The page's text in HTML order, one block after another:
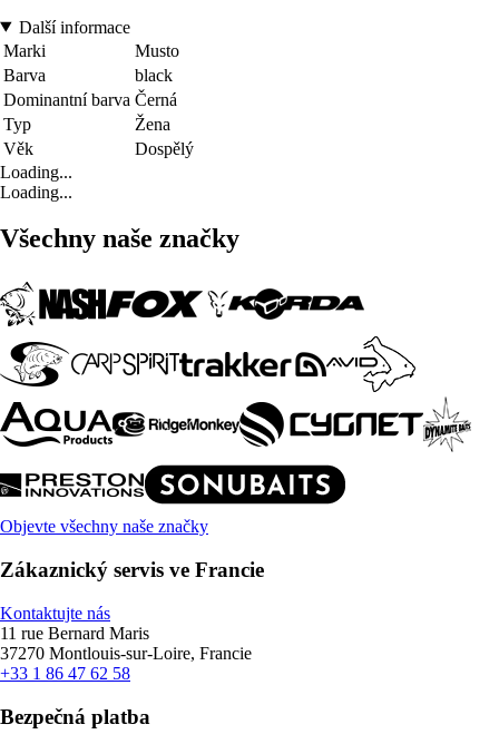
Další informace
Marki
Musto
Barva
black
Dominantní barva Černá
Typ
Žena
Věk
Dospělý
Loading...
Loading...
Všechny naše značky
Objevte všechny naše značky
Zákaznický servis ve Francie
Kontaktujte nás
11 rue Bernard Maris
37270 Montlouis-sur-Loire, Francie
+33 1 86 47 62 58
Bezpečná platba